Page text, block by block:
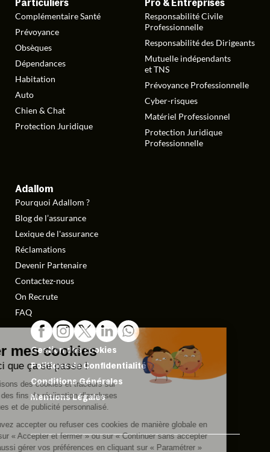
Particuliers
Complémentaire Santé
Prévoyance
Obsèques
Dépendances
Habitation
Auto
Chien & Chat
Protection Juridique
Pro & Entreprises
Responsabilité Civile
Professionnelle
Responsabilité des Dirigeants
Mutuelle indépendants
et TNS
Prévoyance Professionnelle
Cyber-risques
Matériel Professionnel
Protection Juridique
Professionnelle
Adallom
Pourquoi Adallom ?
Blog de l’assurance
Lexique de l'assurance
Réclamations
Devenir Partenaire
Contactez-nous
On Recrute
FAQ
Gestion des cookies
Politique de Confidentialité
Conditions Générales
Mentions Légales